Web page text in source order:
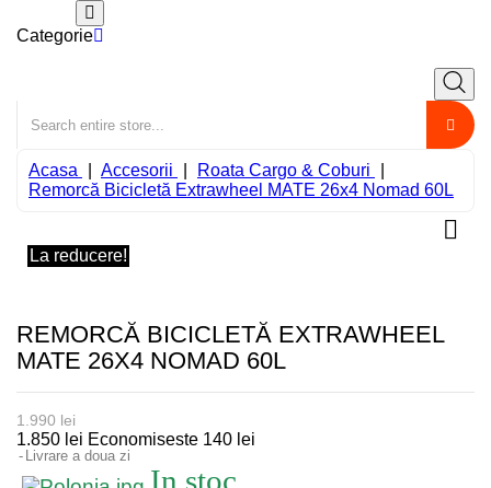
Categorie
Acasa Accesorii
Roata Cargo & Coburi
Remorcă Bicicletă Extrawheel MATE 26x4 Nomad 60L
La reducere!

REMORCĂ BICICLETĂ EXTRAWHEEL
MATE 26X4 NOMAD 60L
1.990 lei
1.850 lei Economiseste 140 lei
Livrare a doua zi
In stoc